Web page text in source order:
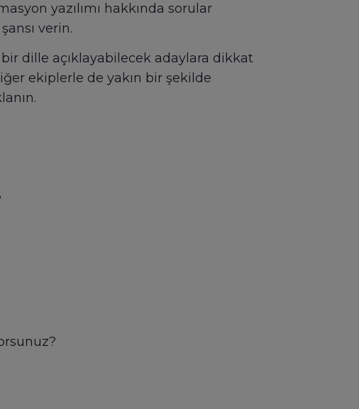
yazılımı hakkında sorular
verin.
dille açıklayabilecek adaylara dikkat
ekiplerle de yakın bir şekilde